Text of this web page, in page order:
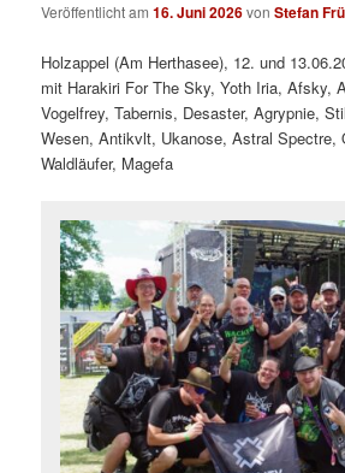
Veröffentlicht am16. Juni 2026vonStefan
Holzappel (Am Herthasee), 12. und
mit Harakiri For The Sky, Yoth Iria, Afsky,
Vogelfrey, Tabernis, Desaster, Agrypnie,
Wesen, Antikvlt, Ukanose, Astral Spectre,
Waldläufer, Magefa